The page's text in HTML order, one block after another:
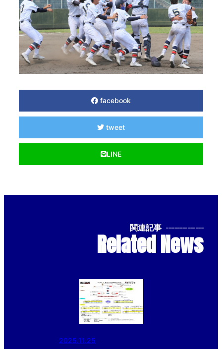
facebook
tweet
LINE
関連記事 --------------
Related News
2025.11.25